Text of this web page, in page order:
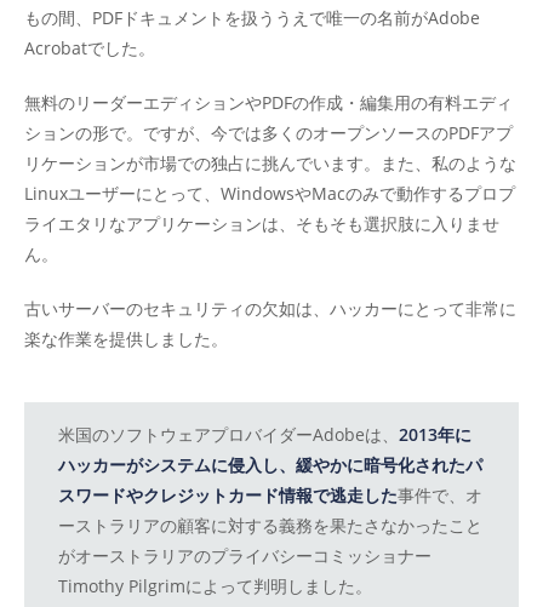
もの間、PDFドキュメントを扱ううえで唯一の名前がAdobe
Acrobatでした。
無料のリーダーエディションやPDFの作成・編集用の有料エディ
ションの形で。ですが、今では多くのオープンソースのPDFアプ
リケーションが市場での独占に挑んでいます。また、私のような
Linuxユーザーにとって、WindowsやMacのみで動作するプロプ
ライエタリなアプリケーションは、そもそも選択肢に入りませ
ん。
古いサーバーのセキュリティの欠如は、ハッカーにとって非常に
楽な作業を提供しました。
米国のソフトウェアプロバイダーAdobeは、 2013年に
ハッカーがシステムに侵入し、緩やかに暗号化されたパ
スワードやクレジットカード情報で逃走した事件で、オ
ーストラリアの顧客に対する義務を果たさなかったこと
がオーストラリアのプライバシーコミッショナー
Timothy Pilgrimによって判明しました。